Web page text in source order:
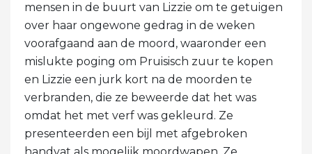
mensen in de buurt van Lizzie om te getuigen
over haar ongewone gedrag in de weken
voorafgaand aan de moord, waaronder een
mislukte poging om Pruisisch zuur te kopen
en Lizzie een jurk kort na de moorden te
verbranden, die ze beweerde dat het was
omdat het met verf was gekleurd. Ze
presenteerden een bijl met afgebroken